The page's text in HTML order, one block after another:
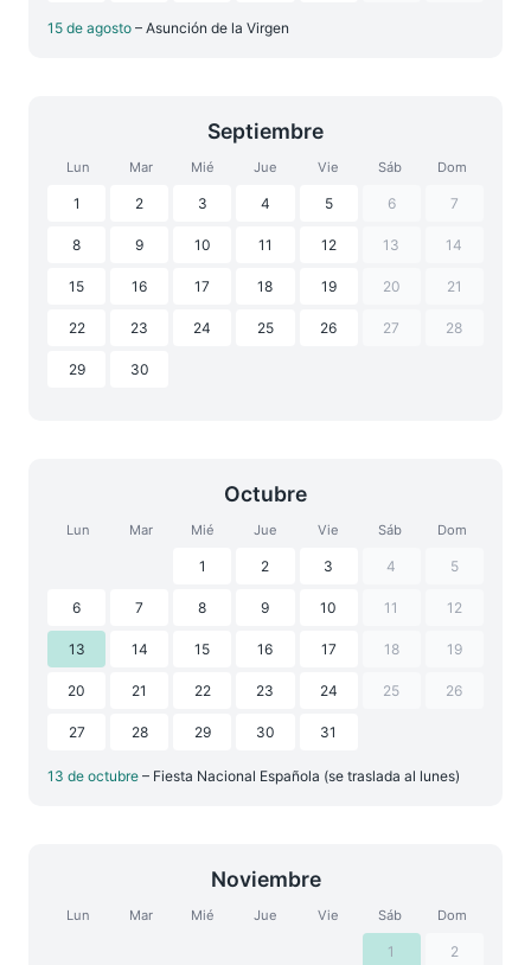
15 de agosto – Asunción de la Virgen
Septiembre
Lun Mar Mié Jue Vie Sáb Dom
1 2 3 4 5 6 7
8 9 10 11 12 13 14
15 16 17 18 19 20 21
22 23 24 25 26 27 28
29 30
Octubre
Lun Mar Mié Jue Vie Sáb Dom
1 2 3 4 5
6 7 8 9 10 11 12
13 14 15 16 17 18 19
20 21 22 23 24 25 26
27 28 29 30 31
13 de octubre – Fiesta Nacional Española (se traslada al lunes)
Noviembre
Lun Mar Mié Jue Vie Sáb Dom
1 2